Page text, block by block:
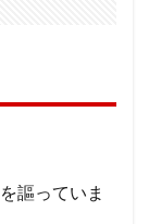
を謳っていま